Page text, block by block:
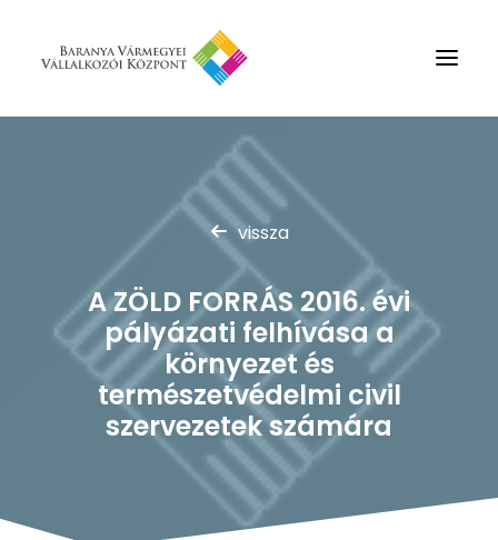
Rólunk
Szolgáltatások
Hírek
Partnerek
Kapcsolat
Keresés
vissza
A ZÖLD FORRÁS 2016. évi
pályázati felhívása a
környezet és
természetvédelmi civil
szervezetek számára